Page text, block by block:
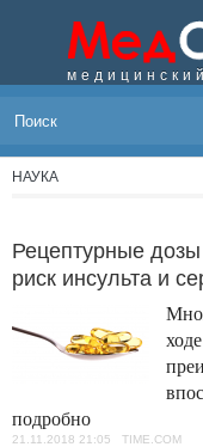
НАУКА
Рецептурные
риск инсульта и
подробно
21.11.2018 21:05 TIME.COM